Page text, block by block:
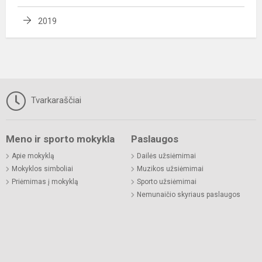
2019
Tvarkaraščiai
Meno ir sporto mokykla
Apie mokyklą
Mokyklos simboliai
Priėmimas į mokyklą
Paslaugos
Dailės užsiėmimai
Muzikos užsiėmimai
Sporto užsiėmimai
Nemunaičio skyriaus paslaugos